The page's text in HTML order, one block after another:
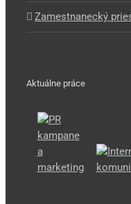
Zamestnanecký
Aktuálne práce